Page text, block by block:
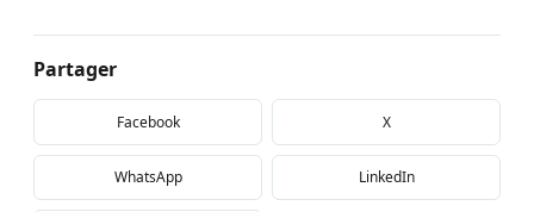
Partager
Facebook X
WhatsApp LinkedIn